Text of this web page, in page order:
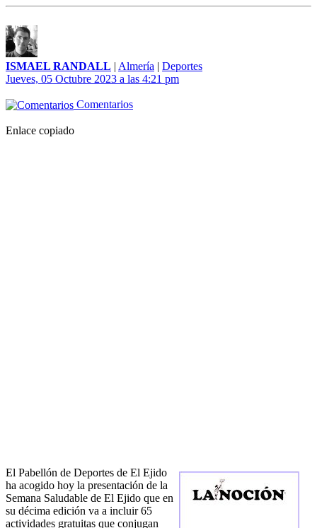
ISMAEL RANDALL | Almería | Deportes
Jueves, 05 Octubre 2023 a las 4:21 pm
Comentarios
Enlace copiado
El Pabellón de Deportes de El Ejido
ha acogido hoy la presentación de la
Semana Saludable de El Ejido que en
su décima edición va a incluir 65
actividades gratuitas que conjugan